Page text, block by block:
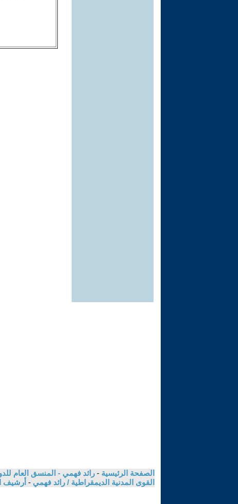
الصفحة الرئيسية - رائد فهمي - المنسق العام
القوى المدنية الديمقراطية / رائد فهمي - أرشيف